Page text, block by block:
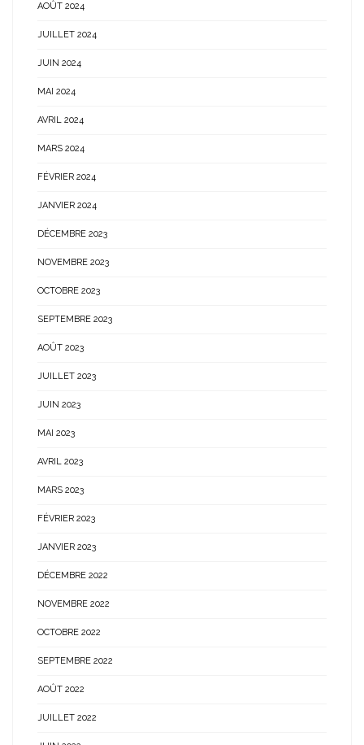
AOÛT 2024
JUILLET 2024
JUIN 2024
MAI 2024
AVRIL 2024
MARS 2024
FÉVRIER 2024
JANVIER 2024
DÉCEMBRE 2023
NOVEMBRE 2023
OCTOBRE 2023
SEPTEMBRE 2023
AOÛT 2023
JUILLET 2023
JUIN 2023
MAI 2023
AVRIL 2023
MARS 2023
FÉVRIER 2023
JANVIER 2023
DÉCEMBRE 2022
NOVEMBRE 2022
OCTOBRE 2022
SEPTEMBRE 2022
AOÛT 2022
JUILLET 2022